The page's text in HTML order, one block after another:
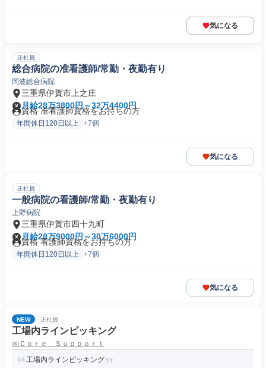
気になる
正社員
総合病院の准看護師/常勤・夜勤有り
岡波総合病院
三重県伊賀市上之庄
月給28万3800円～32万4400円
資格 准看護師資格をお持ちの方
年間休日120日以上 +7個
気になる
正社員
一般病院の看護師/常勤・夜勤有り
上野病院
三重県伊賀市四十九町
月給28万9000円～30万6000円
資格 看護師資格をお持ちの方
年間休日120日以上 +7個
気になる
NEW 正社員
工場内ラインピッキング
㈱Ｃｏｒｅ Ｓｕｐｐｏｒｔ
工場内ラインピッキング